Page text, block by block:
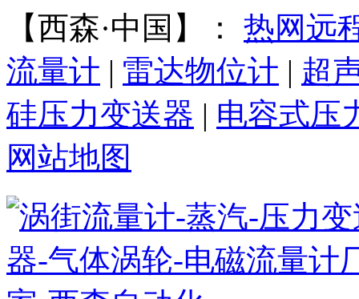
【西森·中国】： 热网远
流量计 | 雷达物位计 | 超
硅压力变送器 | 电容式压
网站地图